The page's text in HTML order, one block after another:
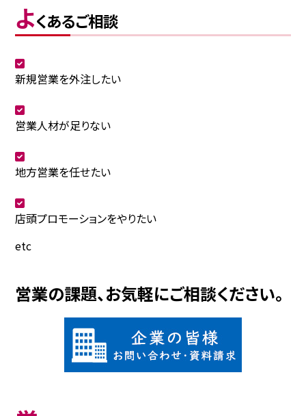
よくあるご相談
新規営業を外注したい
営業人材が足りない
地方営業を任せたい
店頭プロモーションをやりたい
etc
営業の課題、お気軽にご相談ください。